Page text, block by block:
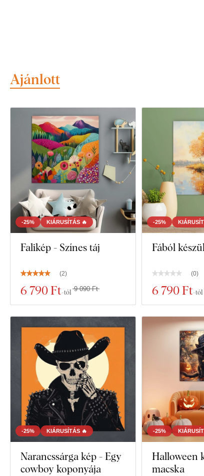
Ajánlott
-25% KIÁRUSÍTÁS 🔥
Falikép - Színes táj
(2)
6 790 Ft-tól 9 090 Ft
-25%
Fából
(0)
6 790 Ft-tól
-25% KIÁRUSÍTÁS 🔥
Narancssárga kép - Egy
cowboy koponyája
-25%
Halloween
macska